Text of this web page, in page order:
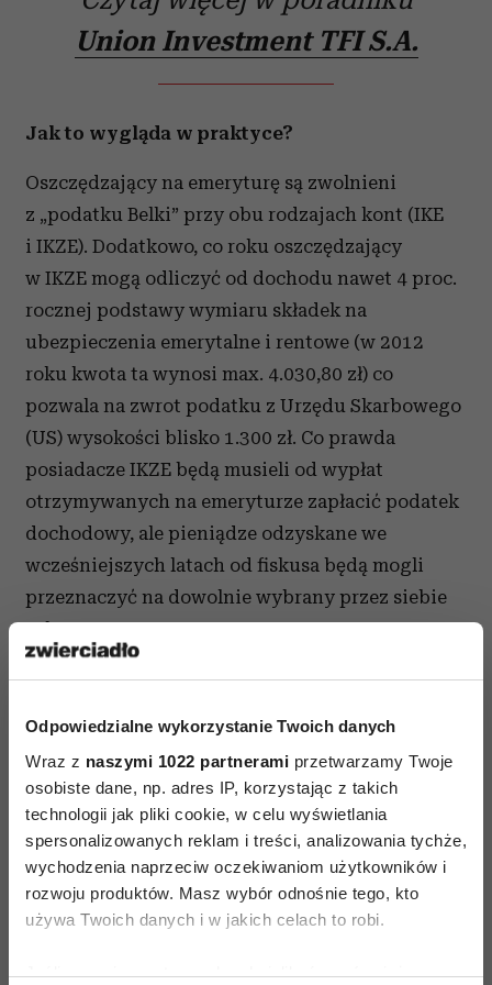
Odpowiedzialne wykorzystanie Twoich danych
Wraz z naszymi 1022 partnerami przetwarzamy Twoje
osobiste dane, np. adres IP, korzystając z takich
technologii jak pliki cookie, w celu wyświetlania
spersonalizowanych reklam i treści, analizowania tychże,
wychodzenia naprzeciw oczekiwaniom użytkowników i
rozwoju produktów. Masz wybór odnośnie tego, kto
używa Twoich danych i w jakich celach to robi.
Jeśli wyrazisz na to zgodę, chcielibyśmy również:
Union Investment TFI S.A.
Jak to wygląda w praktyce?
Oszczędzający na emeryturę są zwolnieni
z „podatku Belki” przy obu rodzajach kont (IKE
i IKZE). Dodatkowo, co roku oszczędzający
w IKZE mogą odliczyć od dochodu nawet 4 proc.
rocznej podstawy wymiaru składek na
ubezpieczenia emerytalne i rentowe (w 2012
roku kwota ta wynosi max. 4.030,80 zł) co
pozwala na zwrot podatku z Urzędu Skarbowego
(US) wysokości blisko 1.300 zł. Co prawda
posiadacze IKZE będą musieli od wypłat
otrzymywanych na emeryturze zapłacić podatek
dochodowy, ale pieniądze odzyskane we
wcześniejszych latach od fiskusa będą mogli
przeznaczyć na dowolnie wybrany przez siebie
cel.
Istotna jest także jeszcze jedna różnica – IKE
lub nie uzyskują regularnych dochodów.
Znacznie wyższy jest też limit roczny tego typu
oszczędności (w 2012 roku wynosi on aż 10.578
zł). W efekcie w IKE możemy więc docelowo
zgromadzić znacznie większy kapitał, który
wykorzystamy podczas emerytury. W IKZE
natomiast odkładać mogą tylko te osoby, które